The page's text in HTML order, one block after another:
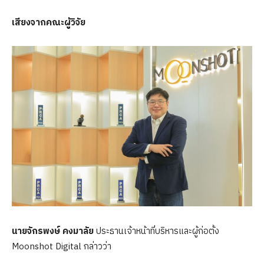
เสียงจากคณะผู้วิจัย
นายจักรพงษ์ คงมาลัยประธานเจ้าหน้าที่บริหารและผู้ก่อตั้ง
Moonshot Digital กล่าวว่า